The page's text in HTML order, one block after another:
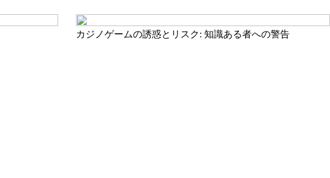
カジノゲームの誘惑とリスク: 知識ある者への警告